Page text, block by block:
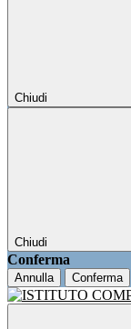
Chiudi
Chiudi
Conferma
Annulla Conferma